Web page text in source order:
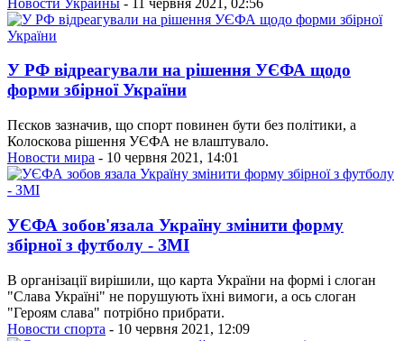
У РФ відреагували на рішення УЄФА щодо
форми збірної України
Пєсков зазначив, що спорт повинен бути без політики, а
Колоскова рішення УЄФА не влаштувало.
Новости мира - 10 червня 2021, 14:01
УЄФА зобов'язала Україну змінити форму
збірної з футболу - ЗМІ
В організації вирішили, що карта України на формі і слоган
"Слава Україні" не порушують їхні вимоги, а ось слоган
"Героям слава" потрібно прибрати.
Новости спорта - 10 червня 2021, 12:09